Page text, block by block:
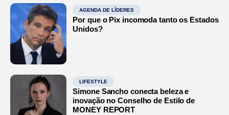
AGENDA DE LÍDERES
Por que o Pix incomoda tanto os Estados
Unidos?
LIFESTYLE
Simone Sancho conecta beleza e
inovação no Conselho de Estilo de
MONEY REPORT